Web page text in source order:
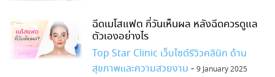
ฉีดเมโสแฟต กี่วันเห็นผล หลังฉีดควรดูแล
ตัวเองอย่างไร
Top Star Clinic เว็บไซต์รีวิวคลินิก ด้าน
สุขภาพและความสวยงาม - 9 January 2025